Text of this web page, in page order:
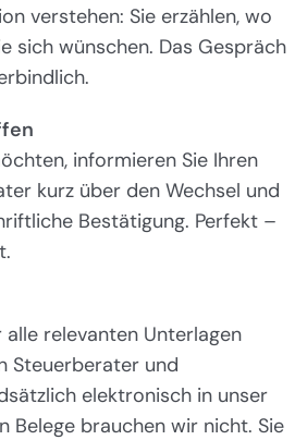
verstehen: Sie erzählen, wo
sich wünschen. Das Gespräch
informieren Sie Ihren
kurz über den Wechsel und
Bestätigung. Perfekt –
relevanten Unterlagen
Steuerberater und
elektronisch in unser
Belege brauchen wir nicht. Sie